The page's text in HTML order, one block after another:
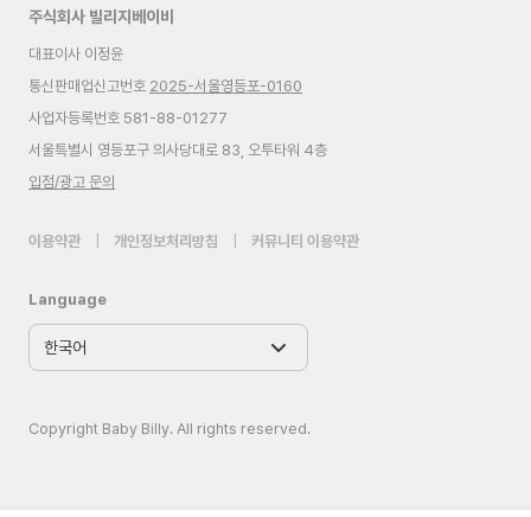
주식회사 빌리지베이비
대표이사 이정윤
통신판매업신고번호 2025-서울영등포-0160
사업자등록번호 581-88-01277
서울특별시 영등포구 의사당대로 83, 오투타워 4층
입점/광고 문의
이용약관 개인정보처리방침 커뮤니티 이용약관
Language
Copyright Baby Billy. All rights reserved.